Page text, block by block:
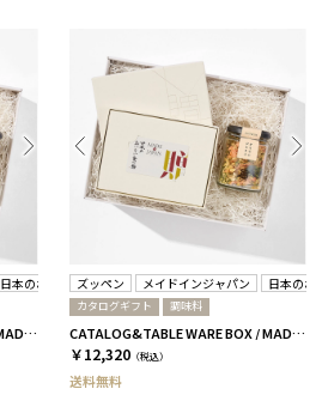
日本のおいしい食べ物
CATALOG&TABLE WARE BOX / MADE IN JAPAN / ズッペン タマネギベース / 全4種 C MJ10＋藍
ズッペン メイドインジャパン 日本のお
カタログギフト 調味料
CATALOG&TABLE WARE BOX / MADE IN JAPAN / ズッペン タマネギベース / 全4種 C MJ14＋逢
￥12,320 （税込）
送料無料